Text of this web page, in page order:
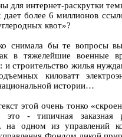
для интернет-раскрутки
дает более 6 миллионов
квот»?
снимала бы те вопросы
в тяжелейшие военные
строительство жилья
киловатт
истории…
этой очень тонко
это - типичная заказная
одном из управлений